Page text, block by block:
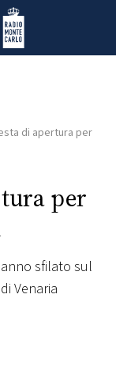
Radio Monte Carlo
di apertura per
per
sfilato sul
Venaria